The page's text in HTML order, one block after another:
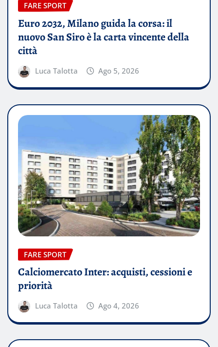
FARE SPORT
Euro 2032, Milano guida la corsa: il
nuovo San Siro è la carta vincente della
città
Luca Talotta Ago 5, 2026
FARE SPORT
Calciomercato Inter: acquisti, cessioni e
priorità
Luca Talotta Ago 4, 2026